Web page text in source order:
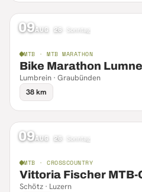
09AUG 26 Sonntag
MTB · MTB MARATHON
Bike Marathon
Lumbrein · Graubünden
38 km
09AUG 26 Sonntag
MTB · CROSSCOUNTRY
Vittoria Fischer MTB-
Schötz · Luzern